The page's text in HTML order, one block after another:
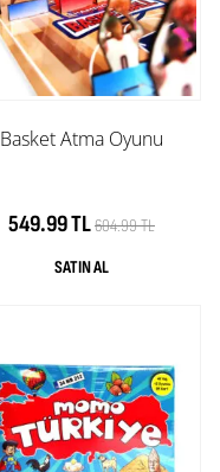
Basket Atma Oyunu
549.99 TL604.99 TL